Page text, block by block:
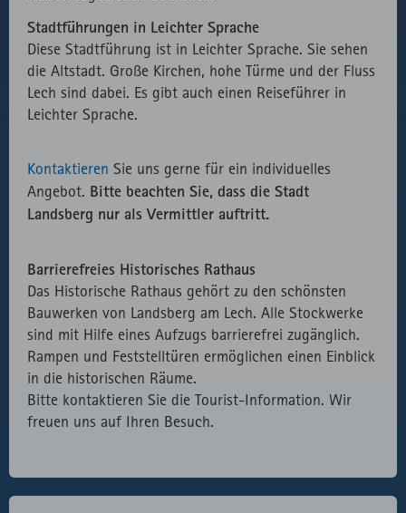
Stadtführungen in Leichter Sprache
Diese Stadtführung ist in Leichter Sprache. Sie sehen
die Altstadt. Große Kirchen, hohe Türme und der Fluss
Lech sind dabei. Es gibt auch einen Reiseführer in
Leichter Sprache.
Kontaktieren Sie uns gerne für ein individuelles
Angebot. Bitte beachten Sie, dass die Stadt
Landsberg nur als Vermittler auftritt.
Barrierefreies Historisches Rathaus
Das Historische Rathaus gehört zu den schönsten
Bauwerken von Landsberg am Lech. Alle Stockwerke
sind mit Hilfe eines Aufzugs barrierefrei zugänglich.
Rampen und Feststelltüren ermöglichen einen Einblick
in die historischen Räume.
Bitte kontaktieren Sie die Tourist-Information. Wir
freuen uns auf Ihren Besuch.